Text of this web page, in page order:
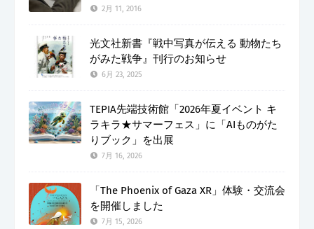
2月 11, 2016
光文社新書『戦中写真が伝える 動物たち
がみた戦争』刊行のお知らせ
6月 23, 2025
TEPIA先端技術館「2026年夏イベント キ
ラキラ★サマーフェス」に「AIものがた
りブック」を出展
7月 16, 2026
「The Phoenix of Gaza XR」体験・交流会
を開催しました
7月 15, 2026